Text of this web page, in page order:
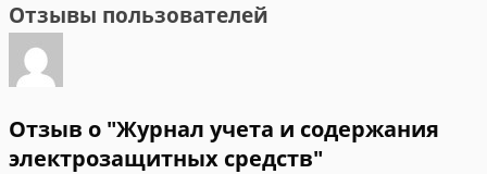
Отзывы пользователей
Отзыв о "Журнал учета и содержания
электрозащитных средств"